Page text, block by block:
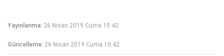
Yayınlanma: 26 Nisan 2019 Cuma 10:42
Güncelleme: 26 Nisan 2019 Cuma 10:42